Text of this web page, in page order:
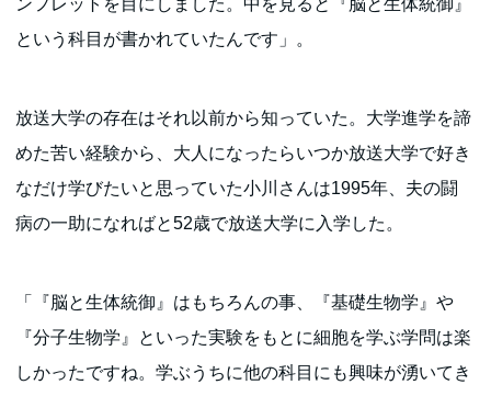
という科目が書かれていたんです」。
放送大学の存在はそれ以前から知っていた。大学進学を諦
めた苦い経験から、大人になったらいつか放送大学で好き
なだけ学びたいと思っていた小川さんは1995年、夫の闘
病の一助になればと52歳で放送大学に入学した。
「『脳と生体統御』はもちろんの事、『基礎生物学』や
『分子生物学』といった実験をもとに細胞を学ぶ学問は楽
しかったですね。学ぶうちに他の科目にも興味が湧いてき